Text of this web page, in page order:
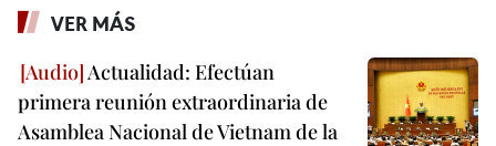
VER MÁS
Actualidad: Efectúan
primera reunión extraordinaria de
Asamblea Nacional de Vietnam de la